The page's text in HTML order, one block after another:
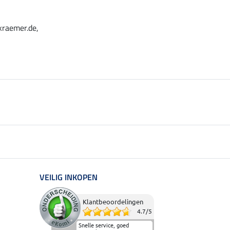
VEILIG INKOPEN
Klantbeoordelingen
4.7/5
Snelle service, goed